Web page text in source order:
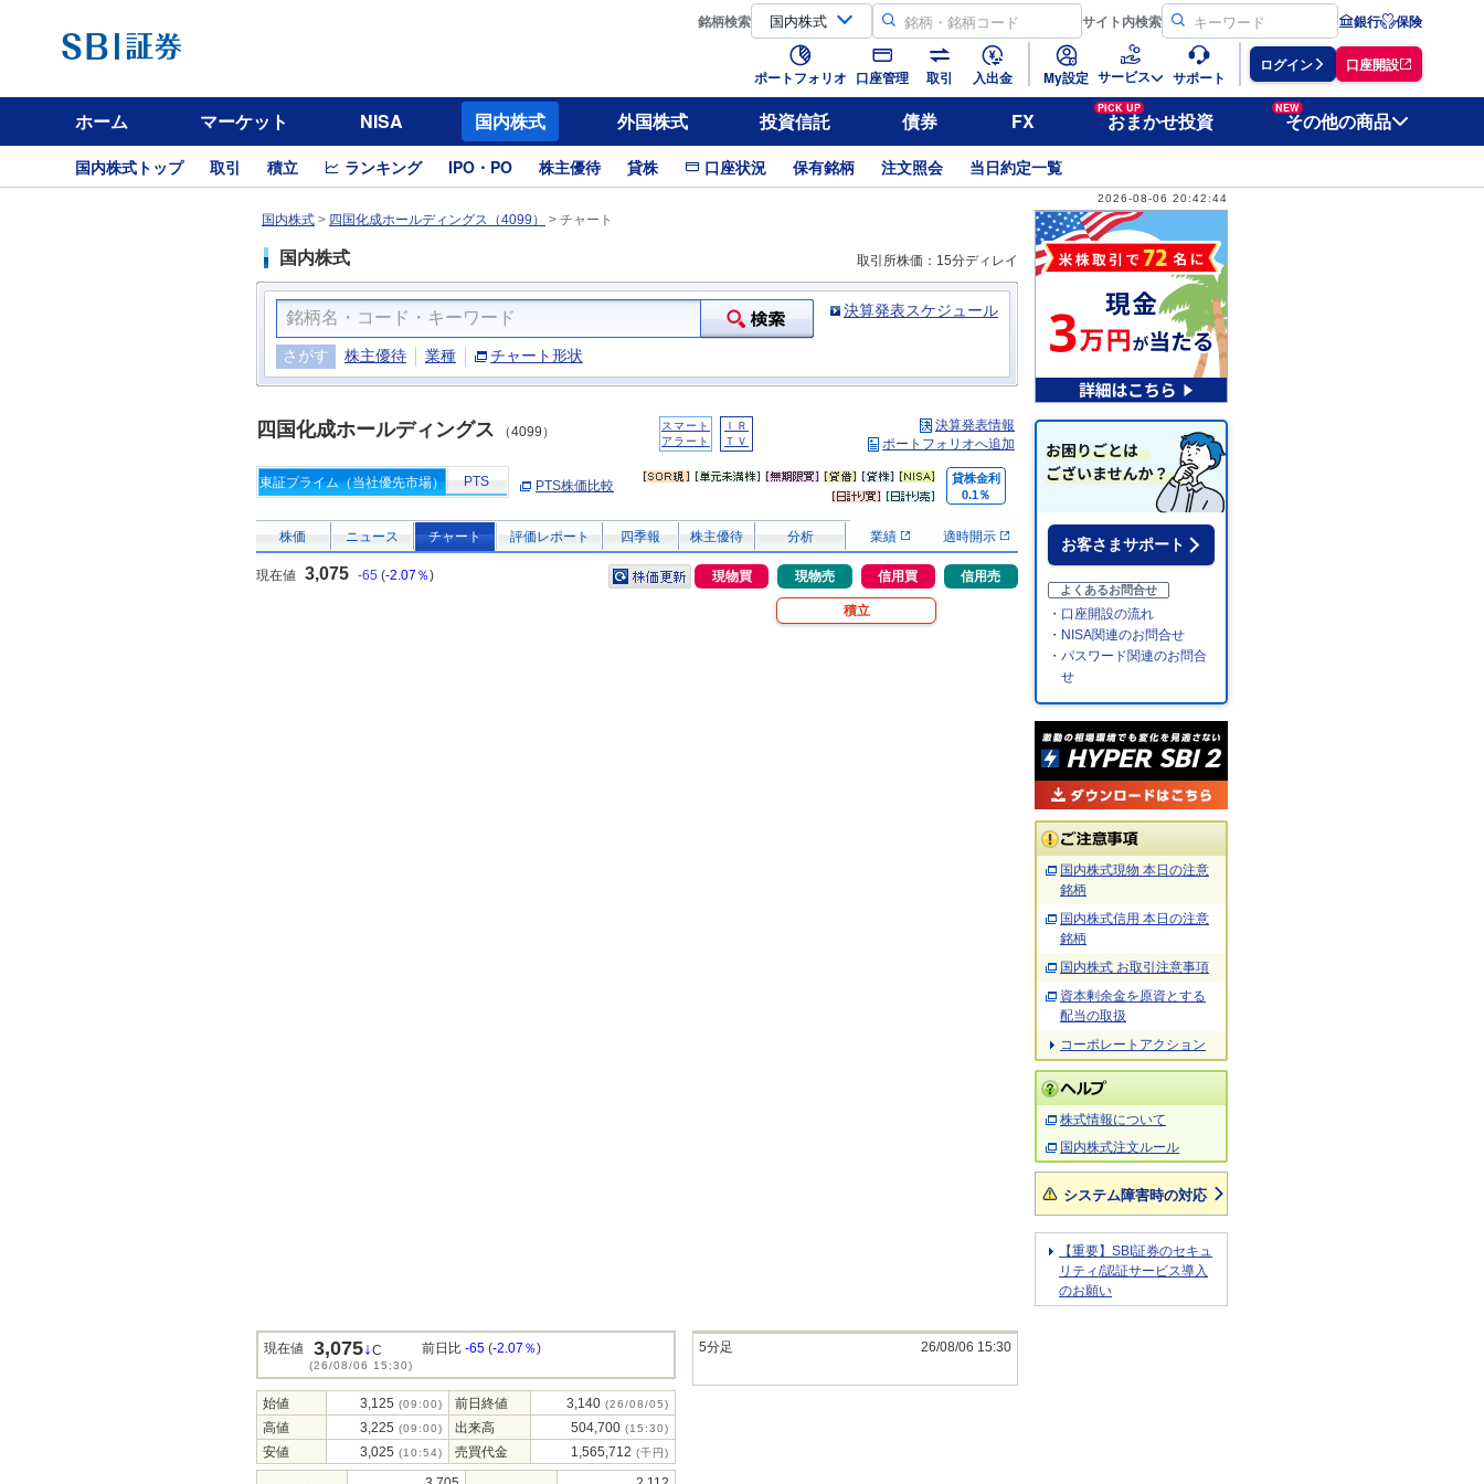
銘柄検索 サイト内検索 銀行 保険
ポートフォリオ 口座管理 取引 入出金 My設定 サービス サポート
ログイン 口座開設
ホーム マーケット NISA 国内株式 外国株式 投資信託 債券 FX
PICK UP
おまかせ投資
NEW
その他の商品
国内株式トップ 取引 積立 ランキング IPO・PO 株主優待 貸株 口座状況 保有銘柄 注文照会 当日約定一覧
2026-08-06 20:42:44
国内株式 > 四国化成ホールディングス（4099） > チャート
国内株式 取引所株価：15分ディレイ
決算発表スケジュール
さがす 株主優待 業種 チャート形状
四国化成ホールディングス （4099）
スマート
アラート
ＩＲ
ＴＶ
決算発表情報
ポートフォリオへ追加
東証プライム（当社優先市場） PTS PTS株価比較
貸株金利
0.1％
株価 ニュース チャート 評価レポート 四季報 株主優待 分析 業績 適時開示
現在値 3,075 -65 (-2.07％) 現物買 現物売 信用買 信用売
積立
現在値 3,075↓C
(26/08/06 15:30)
前日比 -65 (-2.07％)
始値 3,125 (09:00) 前日終値 3,140 (26/08/05)
高値 3,225 (09:00) 出来高 504,700 (15:30)
安値 3,025 (10:54) 売買代金 1,565,712 (千円)
5分足 26/08/06 15:30
お客さまサポート
よくあるお問合せ
・口座開設の流れ
・NISA関連のお問合せ
・パスワード関連のお問合
せ
国内株式現物 本日の注意
銘柄
国内株式信用 本日の注意
銘柄
国内株式 お取引注意事項
資本剰余金を原資とする
配当の取扱
コーポレートアクション
株式情報について
国内株式注文ルール
システム障害時の対応
【重要】SBI証券のセキュ
リティ/認証サービス導入
のお願い